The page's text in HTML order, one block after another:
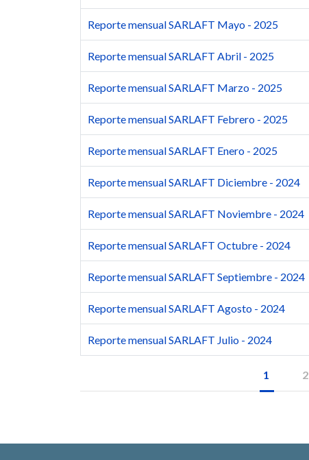
Reporte mensual SARLAFT Mayo - 2025
Reporte mensual SARLAFT Abril - 2025
Reporte mensual SARLAFT Marzo - 2025
Reporte mensual SARLAFT Febrero - 2025
Reporte mensual SARLAFT Enero - 2025
Reporte mensual SARLAFT Diciembre - 2024
Reporte mensual SARLAFT Noviembre - 2024
Reporte mensual SARLAFT Octubre - 2024
Reporte mensual SARLAFT Septiembre - 2024
Reporte mensual SARLAFT Agosto - 2024
Reporte mensual SARLAFT Julio - 2024
1 2